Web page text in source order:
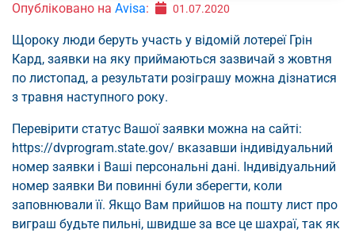
Опубліковано на Avisa: 01.07.2020
Щороку люди беруть участь у відомій лотереї Грін
Кард, заявки на яку приймаються зазвичай з жовтня
по листопад, а результати розіграшу можна дізнатися
з травня наступного року.
Перевірити статус Вашої заявки можна на сайті:
https://dvprogram.state.gov/ вказавши індивідуальний
номер заявки і Ваші персональні дані. Індивідуальний
номер заявки Ви повинні були зберегти, коли
заповнювали її. Якщо Вам прийшов на пошту лист про
виграш будьте пильні, швидше за все це шахраї, так як